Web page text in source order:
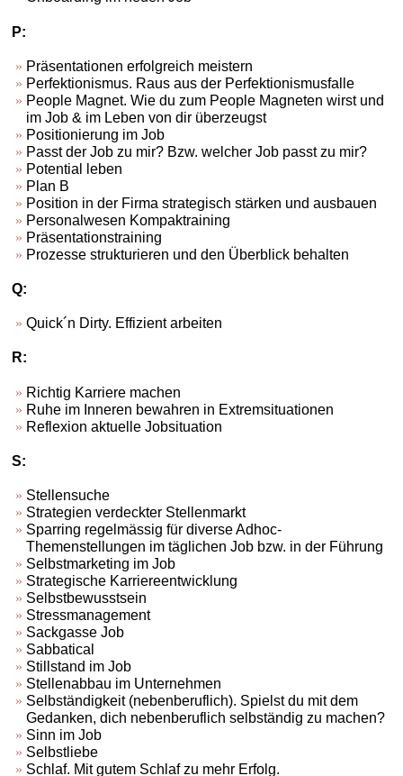
P:
Präsentationen erfolgreich meistern
Perfektionismus. Raus aus der Perfektionismusfalle
People Magnet. Wie du zum People Magneten wirst und
im Job & im Leben von dir überzeugst
Positionierung im Job
Passt der Job zu mir? Bzw. welcher Job passt zu mir?
Potential leben
Plan B
Position in der Firma strategisch stärken und ausbauen
Personalwesen Kompaktraining
Präsentationstraining
Prozesse strukturieren und den Überblick behalten
Q:
Quick´n Dirty. Effizient arbeiten
R:
Richtig Karriere machen
Ruhe im Inneren bewahren in Extremsituationen
Reflexion aktuelle Jobsituation
S:
Stellensuche
Strategien verdeckter Stellenmarkt
Sparring regelmässig für diverse Adhoc-
Themenstellungen im täglichen Job bzw. in der Führung
Selbstmarketing im Job
Strategische Karriereentwicklung
Selbstbewusstsein
Stressmanagement
Sackgasse Job
Sabbatical
Stillstand im Job
Stellenabbau im Unternehmen
Selbständigkeit (nebenberuflich). Spielst du mit dem
Gedanken, dich nebenberuflich selbständig zu machen?
Sinn im Job
Selbstliebe
Schlaf. Mit gutem Schlaf zu mehr Erfolg.